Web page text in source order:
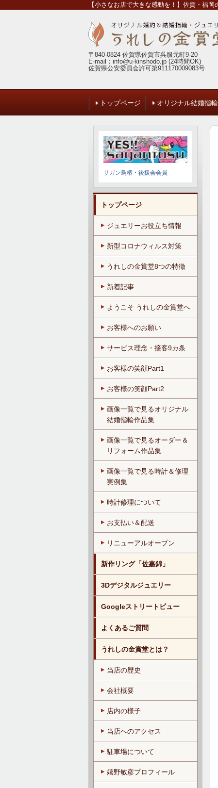
【小さなお店で大きな感動を！】佐賀・福
〒840-0824 佐賀県佐賀市呉服元町9-20
E-mail：info@u-kinshodo.jp (24時間OK)
佐賀県公安委員会許可第911170009083号
トップページ オリジナル結婚指
サガン鳥栖・後援会会員
トップページ
ジュエリーお役立ち情報
新型コロナウィルス対策
うれしの金賞堂8つの特徴
新着記事
ようこそ うれしの金賞堂へ
お客様へのお願い
サービス理念・接客9カ条
お客様の笑顔Part1
お客様の笑顔Part2
画像一覧で見るオリジナル
結婚指輪作品集
画像一覧で見るオーダー＆
リフォーム作品集
画像一覧で見る時計＆修理
実例集
時計修理について
お支払い＆配送
リニューアルオープン
新作リング「佐嘉錦」
3Dデジタルジュエリー
Googleストリートビュー
よくあるご質問
うれしの金賞堂とは？
当店の歴史
会社概要
店内の様子
当店へのアクセス
駐車場について
嬉野敏彦プロフィール